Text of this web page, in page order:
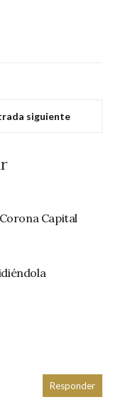
siguiente
Capital
Responder